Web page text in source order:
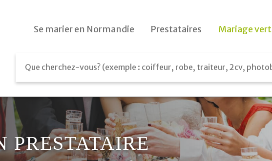
Se marier en Normandie Prestataires
Le jour J
Cadeaux
Mariage vert
PRESTATAIRE